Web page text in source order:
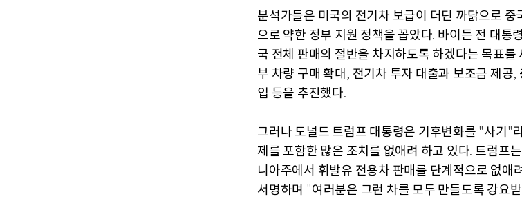
분석가들은 미국의 전기차 보급이 더딘 까닭으로 중
으로 약한 정부 지원 정책을 꼽았다. 바이든 전 대통
국 전체 판매의 절반을 차지하도록 하겠다는 목표를
부 차량 구매 확대 , 전기차 투자 대출과 보조금 제공,
입 등을 추진했다.
그러나 도널드 트럼프 대통령은 기후변화를 "사기 "
제를 포함한 많은 조치를 없애려 하고 있다. 트럼프
니아주에서 휘발유 전용차 판매를 단계적으로 없애
서명하며 "여러분은 그런 차를 모두 만들도록 강요